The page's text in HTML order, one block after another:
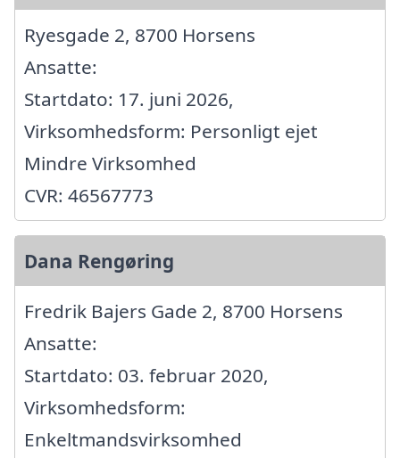
Ryesgade 2, 8700 Horsens
Ansatte:
Startdato: 17. juni 2026,
Virksomhedsform: Personligt ejet
Mindre Virksomhed
CVR: 46567773
Dana Rengøring
Fredrik Bajers Gade 2, 8700 Horsens
Ansatte:
Startdato: 03. februar 2020,
Virksomhedsform:
Enkeltmandsvirksomhed